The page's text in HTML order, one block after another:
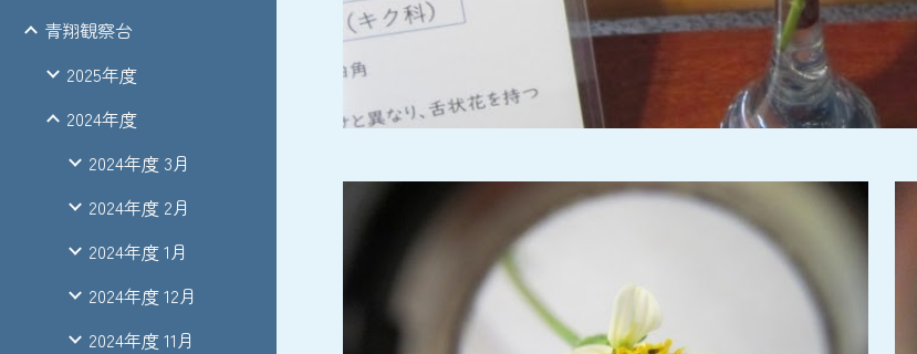
青翔観察台
2025年度
2024年度
2024年度 3月
2024年度 2月
2024年度 1月
2024年度 12月
2024年度 11月